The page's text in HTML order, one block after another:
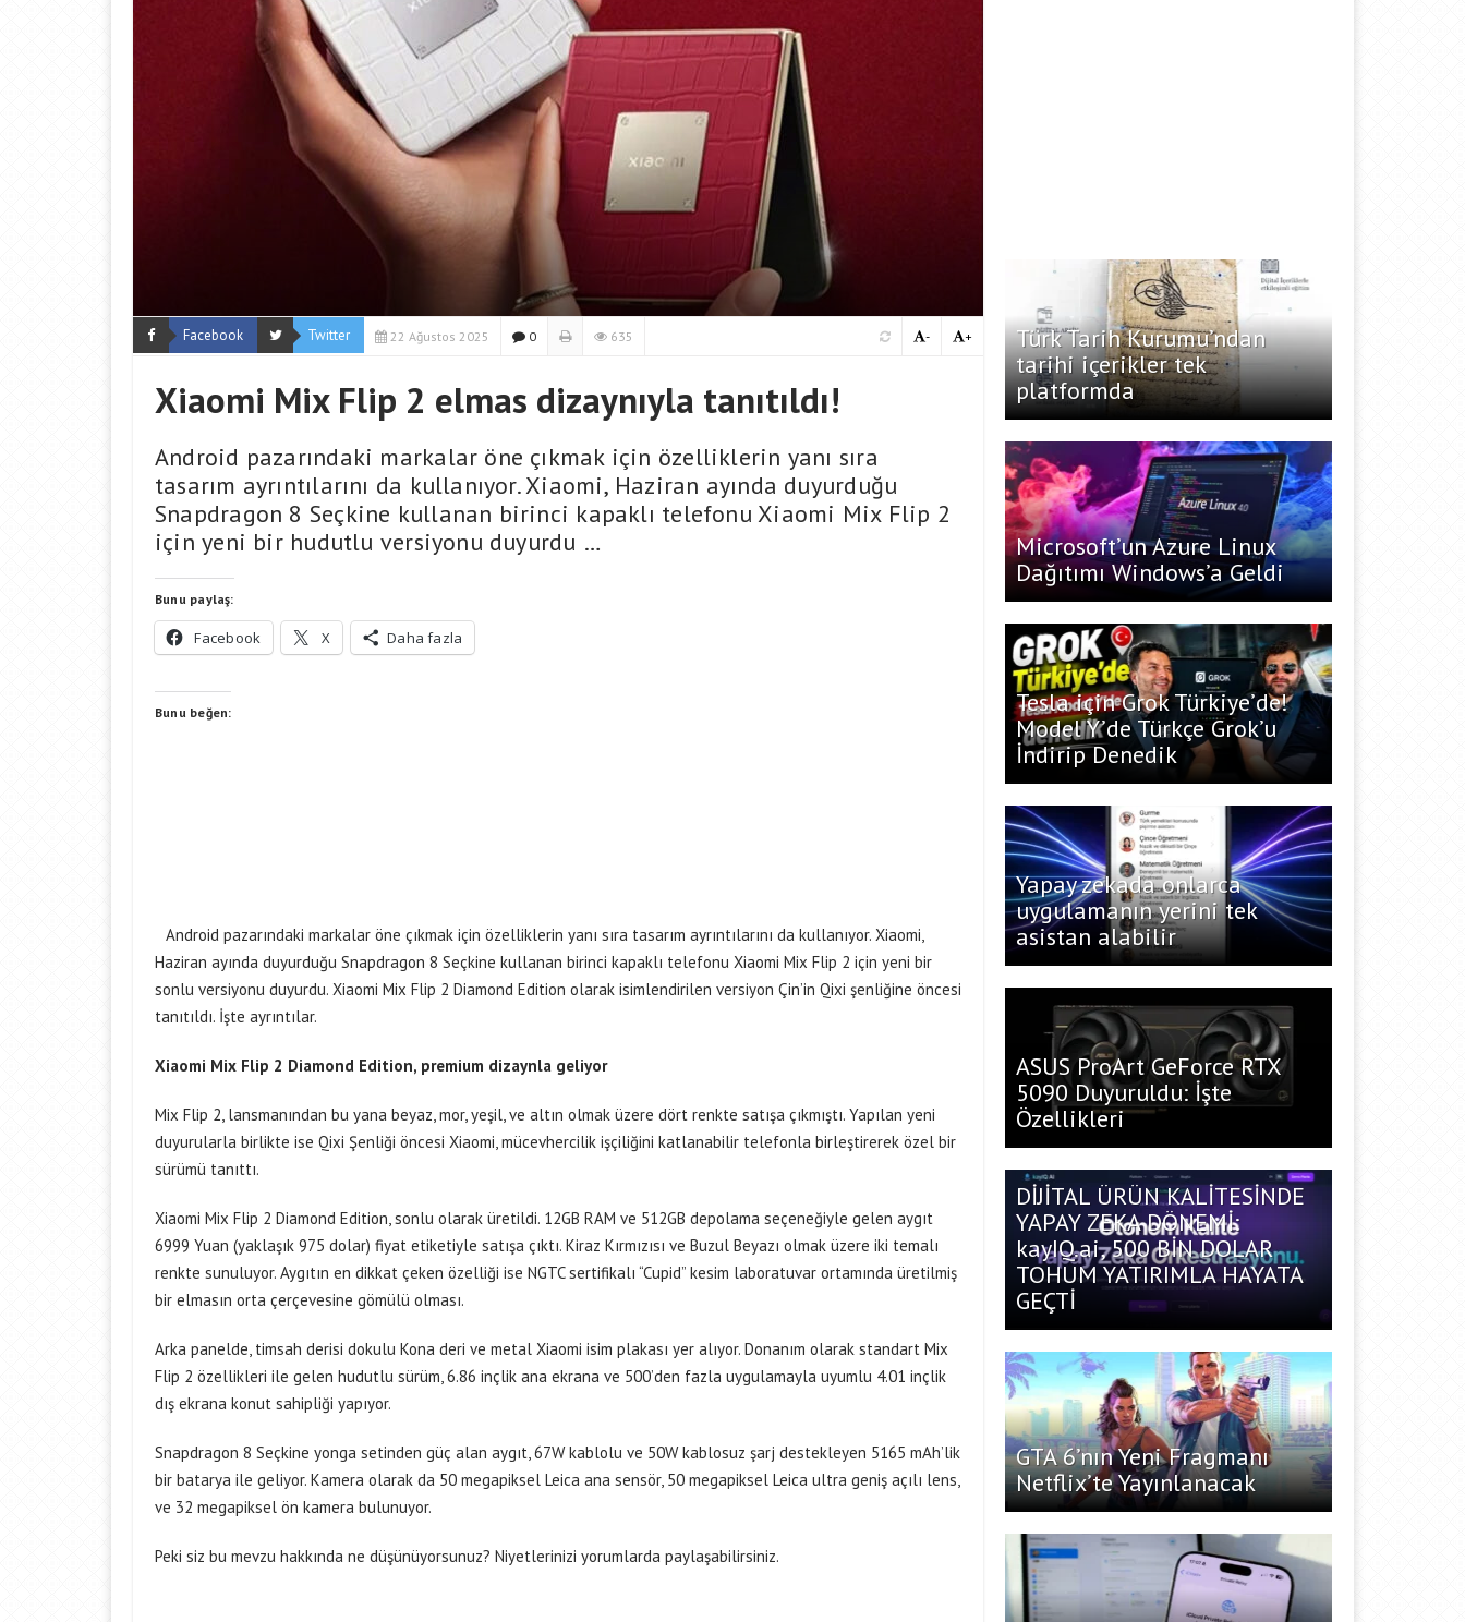
Facebook Twitter 22 Ağustos 2025 0 635 +
-
Xiaomi Mix Flip 2 elmas dizaynıyla tanıtıldı!
Android pazarındaki markalar öne çıkmak için özelliklerin yanı sıra
tasarım ayrıntılarını da kullanıyor. Xiaomi, Haziran ayında duyurduğu
Snapdragon 8 Seçkine kullanan birinci kapaklı telefonu Xiaomi Mix Flip 2
için yeni bir hudutlu versiyonu duyurdu …
Bunu paylaş:
Facebook X Daha fazla
Bunu beğen:
Android pazarındaki markalar öne çıkmak için özelliklerin yanı sıra tasarım ayrıntılarını da kullanıyor. Xiaomi,
Haziran ayında duyurduğu Snapdragon 8 Seçkine kullanan birinci kapaklı telefonu Xiaomi Mix Flip 2 için yeni bir
sonlu versiyonu duyurdu. Xiaomi Mix Flip 2 Diamond Edition olarak isimlendirilen versiyon Çin’in Qixi şenliğine öncesi
tanıtıldı. İşte ayrıntılar.
Xiaomi Mix Flip 2 Diamond Edition, premium dizaynla geliyor
Mix Flip 2, lansmanından bu yana beyaz, mor, yeşil, ve altın olmak üzere dört renkte satışa çıkmıştı. Yapılan yeni
duyurularla birlikte ise Qixi Şenliği öncesi Xiaomi, mücevhercilik işçiliğini katlanabilir telefonla birleştirerek özel bir
sürümü tanıttı.
Xiaomi Mix Flip 2 Diamond Edition, sonlu olarak üretildi. 12GB RAM ve 512GB depolama seçeneğiyle gelen aygıt
6999 Yuan (yaklaşık 975 dolar) fiyat etiketiyle satışa çıktı. Kiraz Kırmızısı ve Buzul Beyazı olmak üzere iki temalı
renkte sunuluyor. Aygıtın en dikkat çeken özelliği ise NGTC sertifikalı “Cupid” kesim laboratuvar ortamında üretilmiş
bir elmasın orta çerçevesine gömülü olması.
Arka panelde, timsah derisi dokulu Kona deri ve metal Xiaomi isim plakası yer alıyor. Donanım olarak standart Mix
Flip 2 özellikleri ile gelen hudutlu sürüm, 6.86 inçlik ana ekrana ve 500’den fazla uygulamayla uyumlu 4.01 inçlik
dış ekrana konut sahipliği yapıyor.
Snapdragon 8 Seçkine yonga setinden güç alan aygıt, 67W kablolu ve 50W kablosuz şarj destekleyen 5165 mAh’lik
bir batarya ile geliyor. Kamera olarak da 50 megapiksel Leica ana sensör, 50 megapiksel Leica ultra geniş açılı lens,
ve 32 megapiksel ön kamera bulunuyor.
Peki siz bu mevzu hakkında ne düşünüyorsunuz? Niyetlerinizi yorumlarda paylaşabilirsiniz.
Türk Tarih Kurumu’ndan
tarihi içerikler tek
platformda
Microsoft’un Azure Linux
Dağıtımı Windows’a Geldi
Tesla için Grok Türkiye’de!
Model Y’de Türkçe Grok’u
İndirip Denedik
Yapay zekada onlarca
uygulamanın yerini tek
asistan alabilir
ASUS ProArt GeForce RTX
5090 Duyuruldu: İşte
Özellikleri
DİJİTAL ÜRÜN KALİTESİNDE
YAPAY ZEKA DÖNEMİ:
kayIQ.ai, 500 BİN DOLAR
TOHUM YATIRIMLA HAYATA
GEÇTİ
GTA 6’nın Yeni Fragmanı
Netflix’te Yayınlanacak